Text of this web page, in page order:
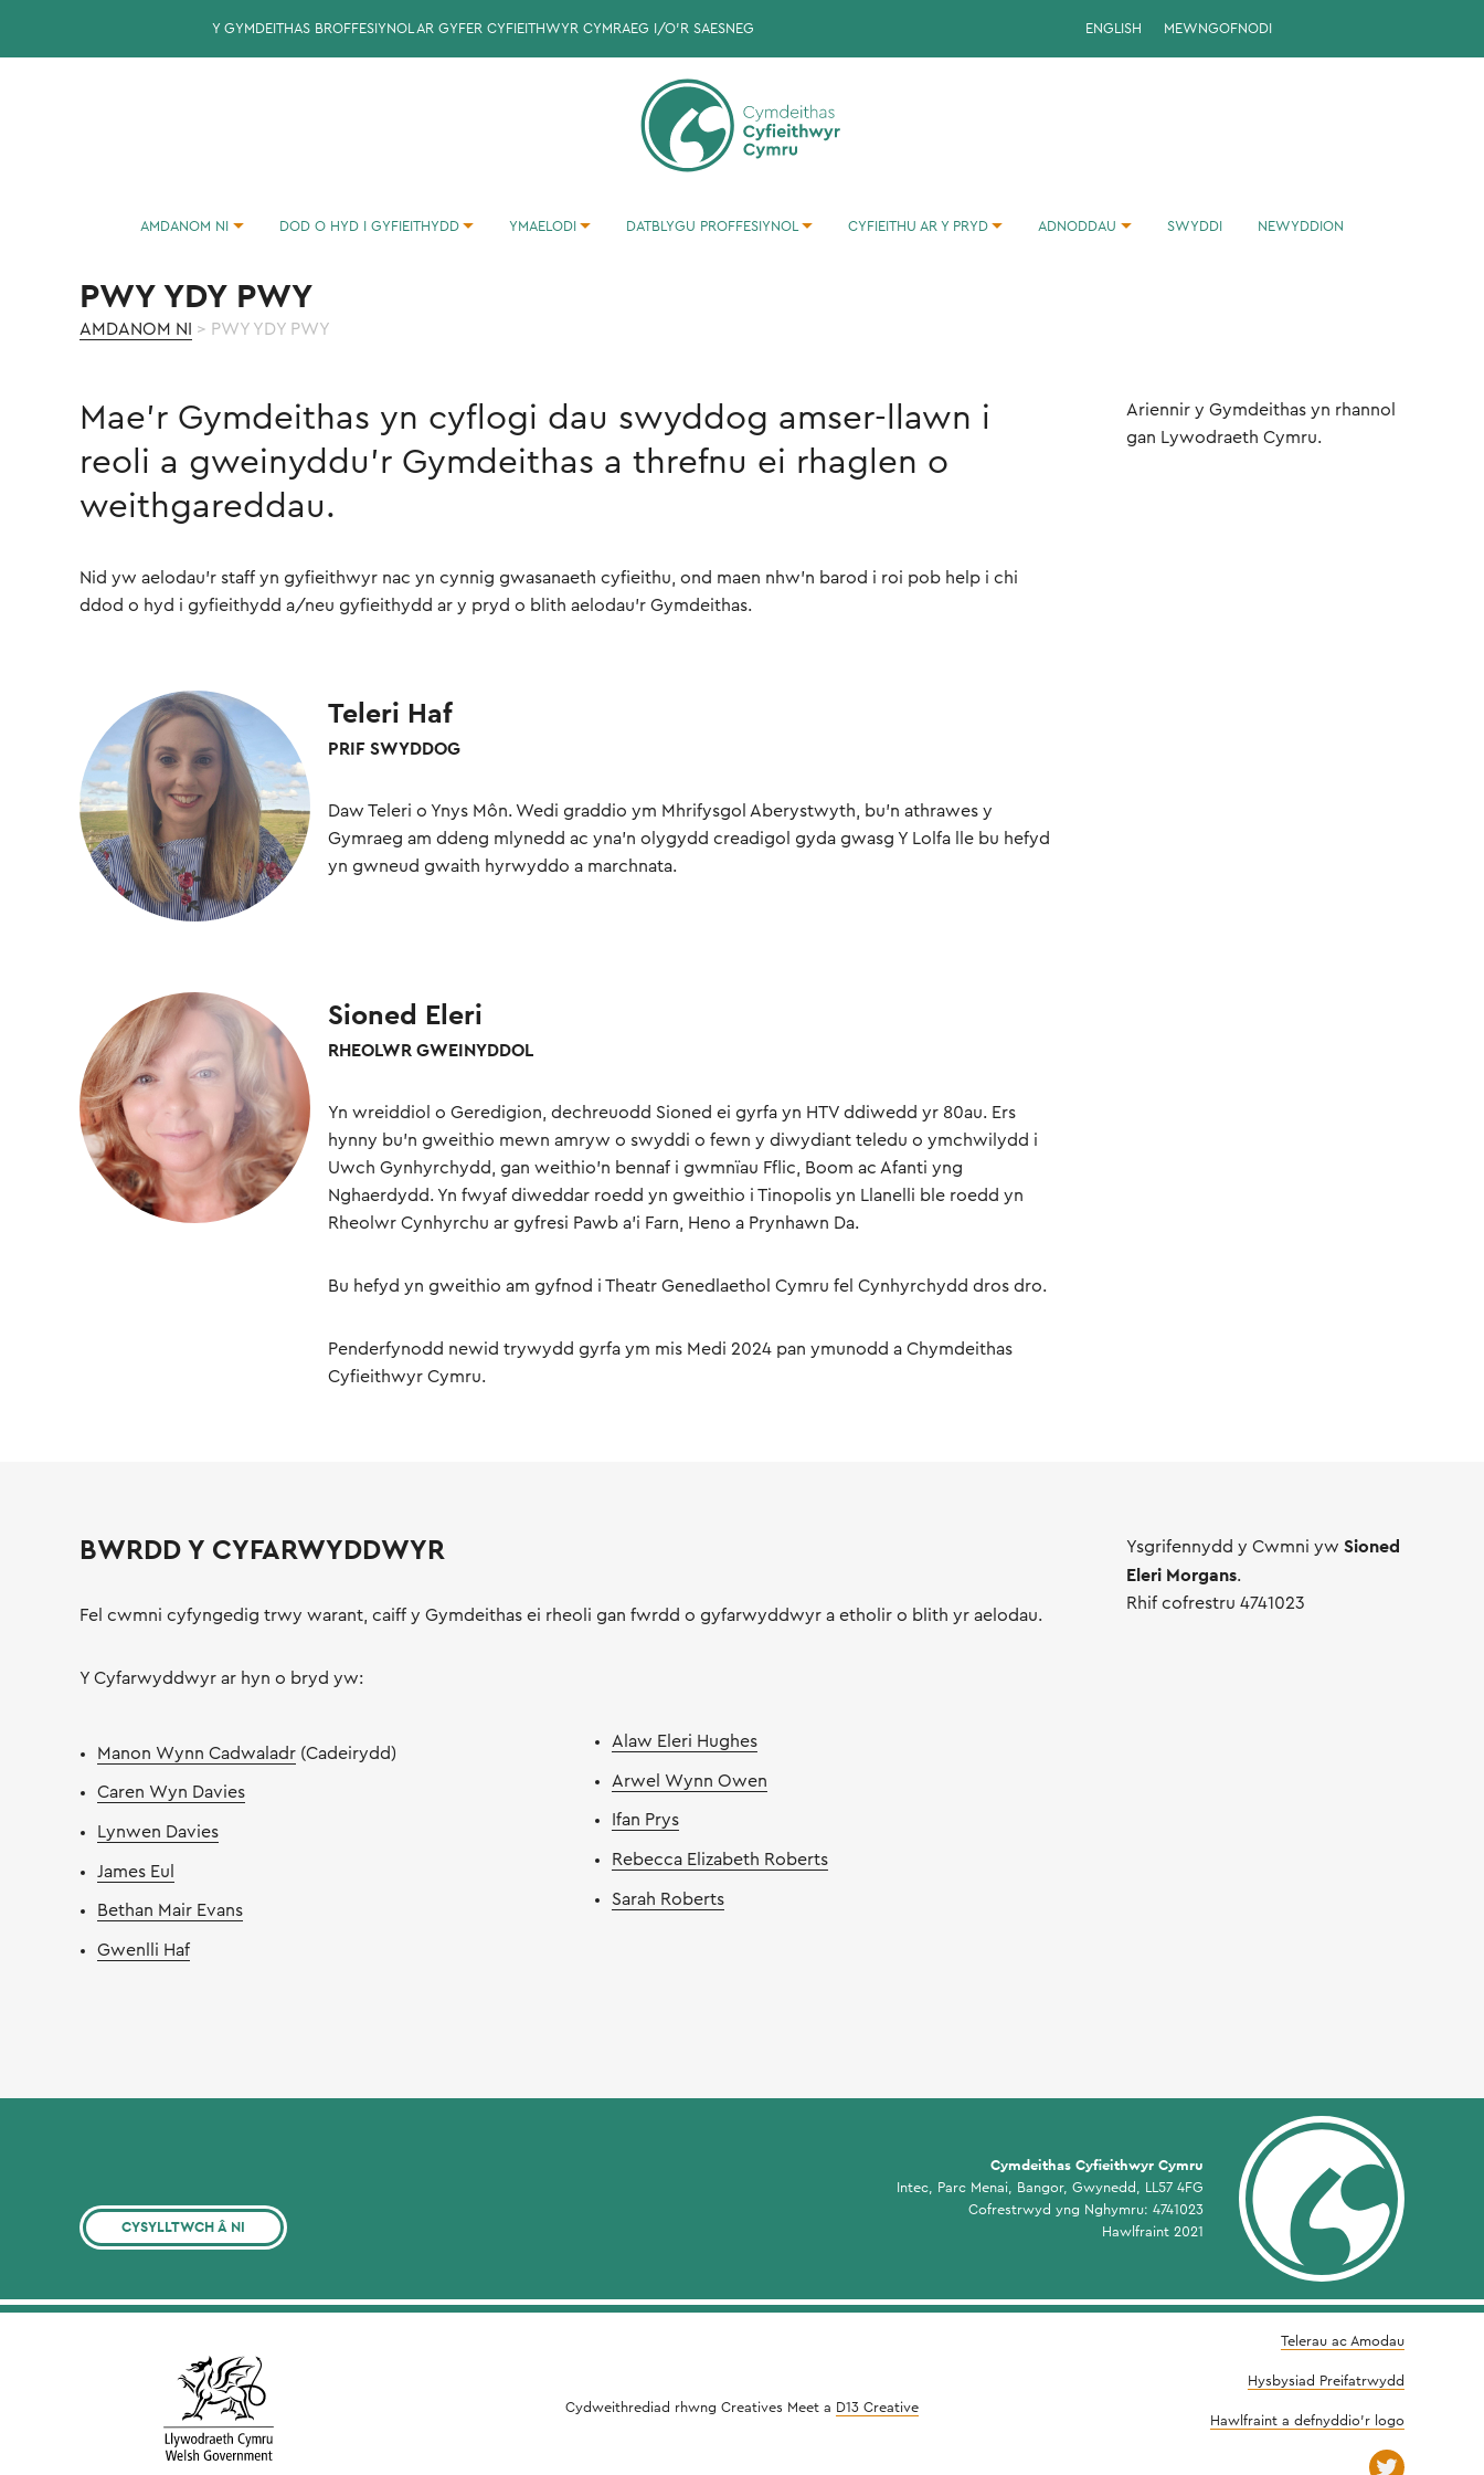
Y GYMDEITHAS BROFFESIYNOL AR GYFER CYFIEITHWYR CYMRAEG I/O'R SAESNEG ENGLISH MEWNGOFNODI
AMDANOM NI DOD O HYD I GYFIEITHYDD YMAELODI DATBLYGU PROFFESIYNOL CYFIEITHU AR Y PRYD ADNODDAU SWYDDI NEWYDDION
PWY YDY PWY
AMDANOM NI > PWY YDY PWY
Mae'r Gymdeithas yn cyflogi dau swyddog amser-llawn i
reoli a gweinyddu'r Gymdeithas a threfnu ei rhaglen o
weithgareddau.
Nid yw aelodau'r staff yn gyfieithwyr nac yn cynnig gwasanaeth cyfieithu, ond maen nhw'n barod i roi pob help i chi
ddod o hyd i gyfieithydd a/neu gyfieithydd ar y pryd o blith aelodau'r Gymdeithas.
Teleri Haf
PRIF SWYDDOG
Daw Teleri o Ynys Môn. Wedi graddio ym Mhrifysgol Aberystwyth, bu’n athrawes y
Gymraeg am ddeng mlynedd ac yna'n olygydd creadigol gyda gwasg Y Lolfa lle bu hefyd
yn gwneud gwaith hyrwyddo a marchnata.
Sioned Eleri
RHEOLWR GWEINYDDOL
Yn wreiddiol o Geredigion, dechreuodd Sioned ei gyrfa yn HTV ddiwedd yr 80au. Ers
hynny bu’n gweithio mewn amryw o swyddi o fewn y diwydiant teledu o ymchwilydd i
Uwch Gynhyrchydd, gan weithio’n bennaf i gwmnïau Fflic, Boom ac Afanti yng
Nghaerdydd. Yn fwyaf diweddar roedd yn gweithio i Tinopolis yn Llanelli ble roedd yn
Rheolwr Cynhyrchu ar gyfresi Pawb a’i Farn, Heno a Prynhawn Da.
Bu hefyd yn gweithio am gyfnod i Theatr Genedlaethol Cymru fel Cynhyrchydd dros dro.
Penderfynodd newid trywydd gyrfa ym mis Medi 2024 pan ymunodd a Chymdeithas
Cyfieithwyr Cymru.
Ariennir y Gymdeithas yn rhannol
gan Lywodraeth Cymru.
BWRDD Y CYFARWYDDWYR
Fel cwmni cyfyngedig trwy warant, caiff y Gymdeithas ei rheoli gan fwrdd o gyfarwyddwyr a etholir o blith yr aelodau.
Y Cyfarwyddwyr ar hyn o bryd yw:
Manon Wynn Cadwaladr (Cadeirydd)
Caren Wyn Davies
Lynwen Davies
James Eul
Bethan Mair Evans
Gwenlli Haf
Alaw Eleri Hughes
Arwel Wynn Owen
Ifan Prys
Rebecca Elizabeth Roberts
Sarah Roberts
Ysgrifennydd y Cwmni yw Sioned
Eleri Morgans.
Rhif cofrestru 4741023
CYSYLLTWCH Â NI
Cymdeithas Cyfieithwyr Cymru
Intec, Parc Menai, Bangor, Gwynedd, LL57 4FG
Cofrestrwyd yng Nghymru: 4741023
Hawlfraint 2021
Cydweithrediad rhwng Creatives Meet a D13 Creative
Telerau ac Amodau
Hysbysiad Preifatrwydd
Hawlfraint a defnyddio'r logo